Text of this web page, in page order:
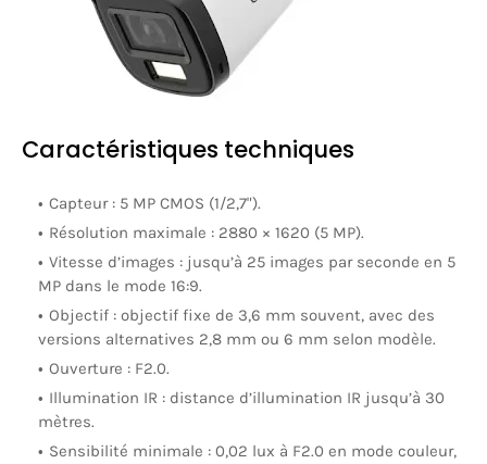
Caractéristiques techniques
Capteur : 5 MP CMOS (1/2,7").
Résolution maximale : 2880 × 1620 (5 MP).
Vitesse d’images : jusqu’à 25 images par seconde en 5
MP dans le mode 16:9.
Objectif : objectif fixe de 3,6 mm souvent, avec des
versions alternatives 2,8 mm ou 6 mm selon modèle.
Ouverture : F2.0.
Illumination IR : distance d’illumination IR jusqu’à 30
mètres.
Sensibilité minimale : 0,02 lux à F2.0 en mode couleur,